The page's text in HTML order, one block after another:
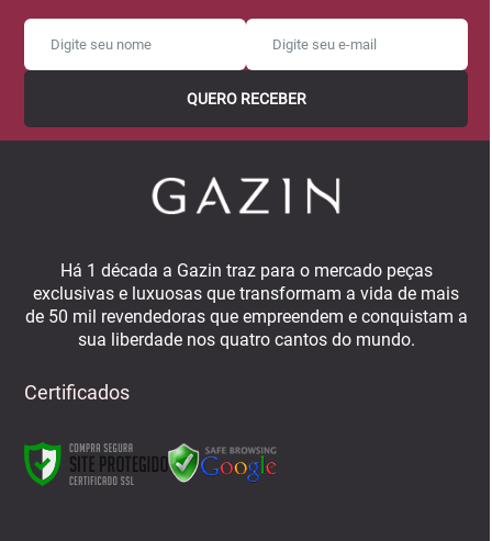
QUERO RECEBER
Há 1 década a Gazin traz para o mercado peças
exclusivas e luxuosas que transformam a vida de mais
de 50 mil revendedoras que empreendem e conquistam a
sua liberdade nos quatro cantos do mundo.
Certificados